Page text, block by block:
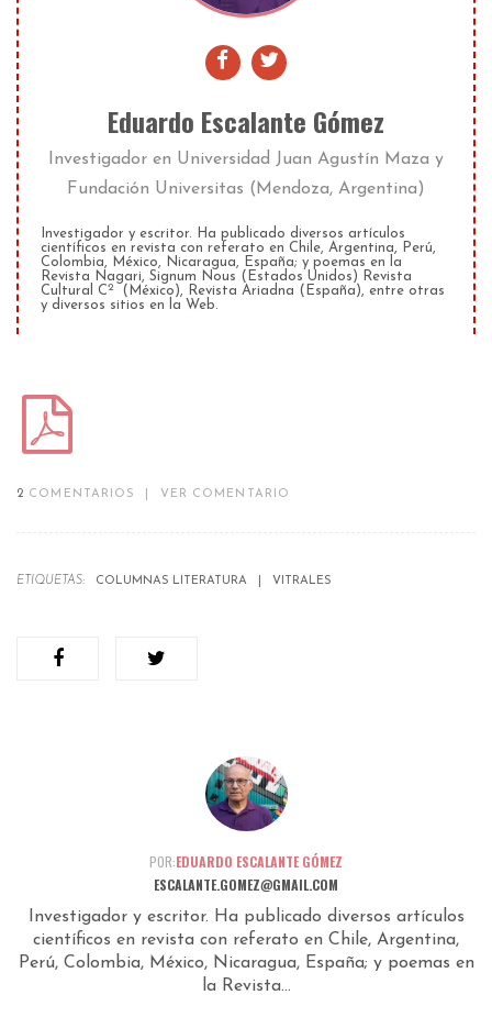
Eduardo Escalante Gómez
Investigador en Universidad Juan Agustín Maza y
Fundación Universitas (Mendoza, Argentina)
Investigador y escritor. Ha publicado diversos artículos
científicos en revista con referato en Chile, Argentina, Perú,
Colombia, México, Nicaragua, España; y poemas en la
Revista Nagari, Signum Nous (Estados Unidos) Revista
Cultural C2 (México), Revista Ariadna (España), entre otras
y diversos sitios en la Web.
2 COMENTARIOS VER COMENTARIO
ETIQUETAS: COLUMNAS LITERATURA VITRALES
POR:EDUARDO ESCALANTE GÓMEZ
ESCALANTE.GOMEZ@GMAIL.COM
Investigador y escritor. Ha publicado diversos artículos
científicos en revista con referato en Chile, Argentina,
Perú, Colombia, México, Nicaragua, España; y poemas en
la Revista...